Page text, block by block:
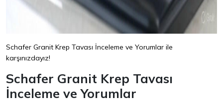
Schafer Granit Krep Tavası İnceleme ve Yorumlar ile
karşınızdayız!
Schafer Granit Krep Tavası
İnceleme ve Yorumlar